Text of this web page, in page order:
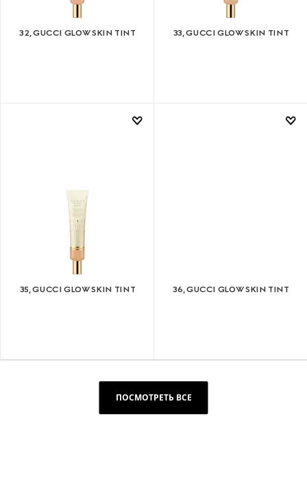
32, GUCCI GLOW SKIN TINT 33, GUCCI GLOW SKIN TINT
35, GUCCI GLOW SKIN TINT 36, GUCCI GLOW SKIN TINT
ПОСМОТРЕТЬ ВСЕ